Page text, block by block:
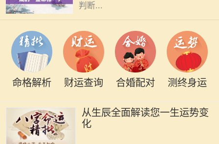
判断...
命格解析 财运查询 合婚配对 测终身运
从生辰全面解读您一生运势变
化